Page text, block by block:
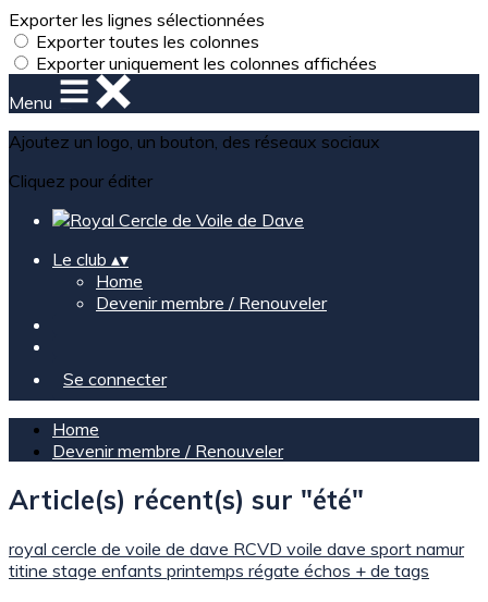
Exporter les lignes sélectionnées
Exporter toutes les colonnes
Exporter uniquement les colonnes affichées
Menu
Ajoutez un logo, un bouton, des réseaux sociaux
Cliquez pour éditer
Le club ▴▾
Home
Devenir membre / Renouveler
Se connecter
Home
Devenir membre / Renouveler
Article(s) récent(s) sur "été"
royal cercle de voile de dave RCVD voile dave sport namur
titine stage enfants printemps régate échos + de tags